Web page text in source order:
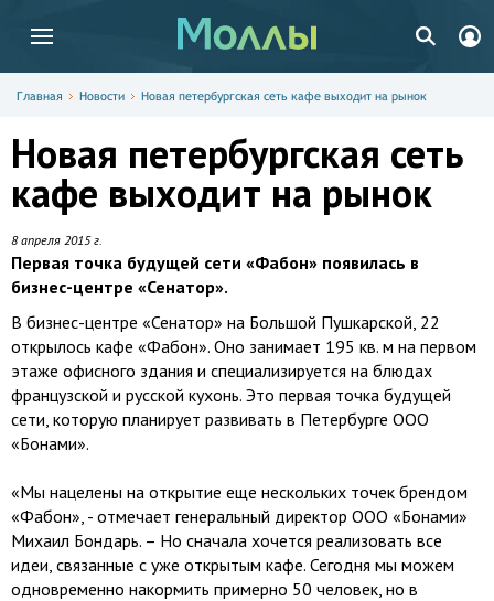
Главная Новости Новая петербургская сеть кафе выходит на рынок
Новая петербургская сеть
кафе выходит на рынок
8 апреля 2015 г.
Первая точка будущей сети «Фабон» появилась в
бизнес-центре «Сенатор».
В бизнес-центре «Сенатор» на Большой Пушкарской, 22
открылось кафе «Фабон». Оно занимает 195 кв. м на первом
этаже офисного здания и специализируется на блюдах
французской и русской кухонь. Это первая точка будущей
сети, которую планирует развивать в Петербурге ООО
«Бонами».
«Мы нацелены на открытие еще нескольких точек брендом
«Фабон», - отмечает генеральный директор ООО «Бонами»
Михаил Бондарь. – Но сначала хочется реализовать все
идеи, связанные с уже открытым кафе. Сегодня мы можем
одновременно накормить примерно 50 человек, но в